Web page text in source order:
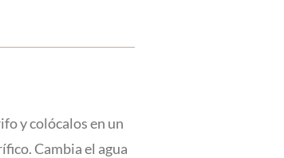
y colócalos en un
Cambia el agua